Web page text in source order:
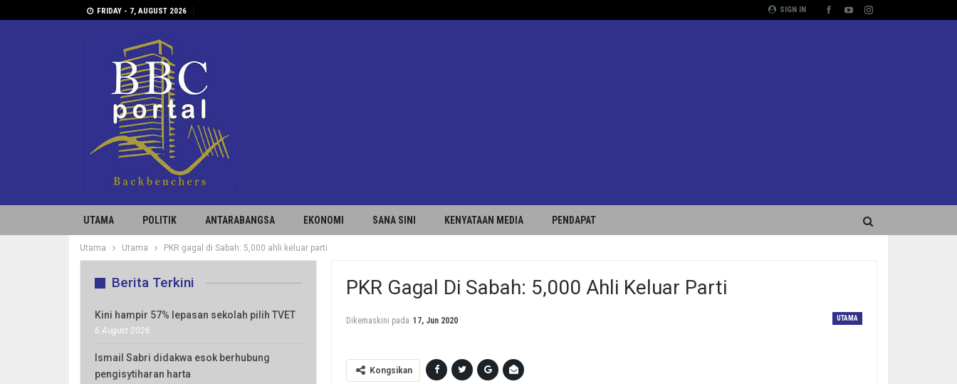
SIGN IN
FRIDAY - 7, AUGUST 2026
UTAMA POLITIK ANTARABANGSA EKONOMI SANA SINI KENYATAAN MEDIA PENDAPAT
Utama Utama PKR gagal di Sabah: 5,000 ahli keluar parti
PKR Gagal Di Sabah: 5,000 Ahli Keluar Parti
UTAMA
Dikemaskini pada 17, Jun 2020
Kongsikan
Berita Terkini
Kini hampir 57% lepasan sekolah pilih TVET
6 August 2026
Ismail Sabri didakwa esok berhubung
pengisytiharan harta